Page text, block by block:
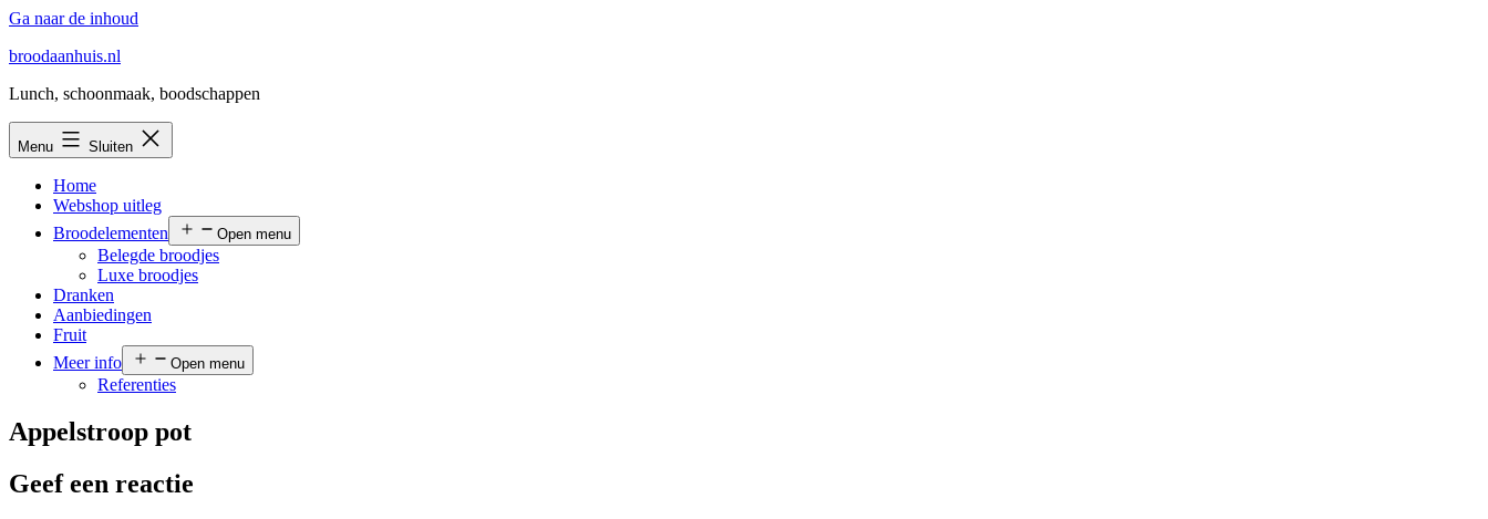
Ga naar de inhoud
broodaanhuis.nl
Lunch, schoonmaak, boodschappen
Menu Sluiten
Home
Webshop uitleg
Broodelementen
Open menu
Belegde broodjes
Luxe broodjes
Dranken
Aanbiedingen
Fruit
Meer info
Open menu
Referenties
Appelstroop pot
Geef een reactie